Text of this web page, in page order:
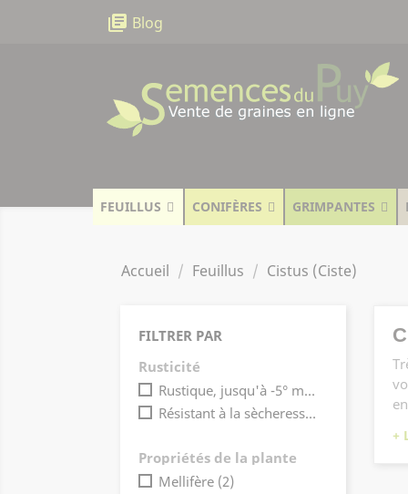
library_books Blog
FEUILLUS CONIFÈRES GRIMPANTES
Accueil Feuillus Cistus (Ciste)
FILTRER PAR
Rusticité
Rustique, jusqu'à -5° maximum
Résistant à la sècheresse
Propriétés de la plante
Mellifère (2)